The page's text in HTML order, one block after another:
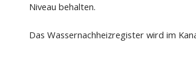
Niveau behalten.
Das Wassernachheizregister wird im